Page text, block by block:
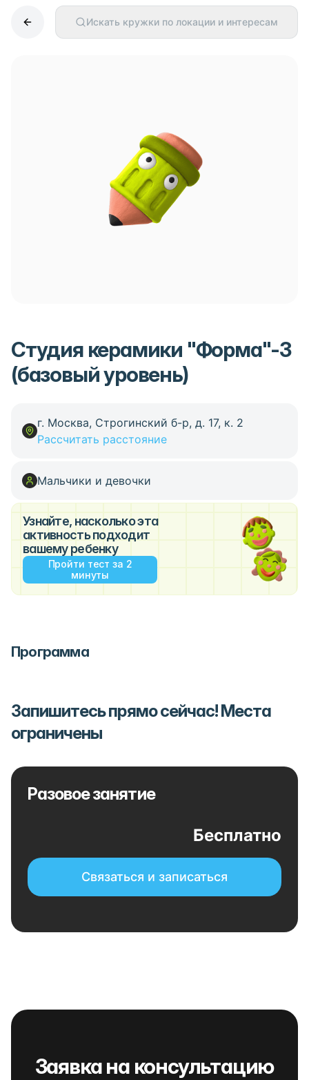
Искать кружки по локации и интересам
Студия керамики "Форма"-3
(базовый уровень)
г. Москва, Строгинский б-р, д. 17, к. 2
Рассчитать расстояние
Мальчики и девочки
Узнайте, насколько эта
активность подходит
вашему ребенку
Пройти тест за 2
минуты
Программа
Запишитесь прямо сейчас! Места
ограничены
Разовое занятие
Бесплатно
Связаться и записаться
Заявка на консультацию